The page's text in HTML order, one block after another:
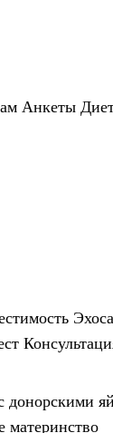
Анкеты
материнство